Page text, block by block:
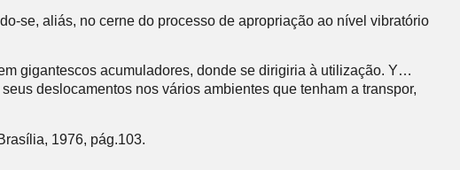
se, aliás, no cerne do processo de apropriação ao nível vibratório
gigantescos acumuladores, donde se dirigiria à utilização. Y…
deslocamentos nos vários ambientes que tenham a transpor,
1976, pág.103.